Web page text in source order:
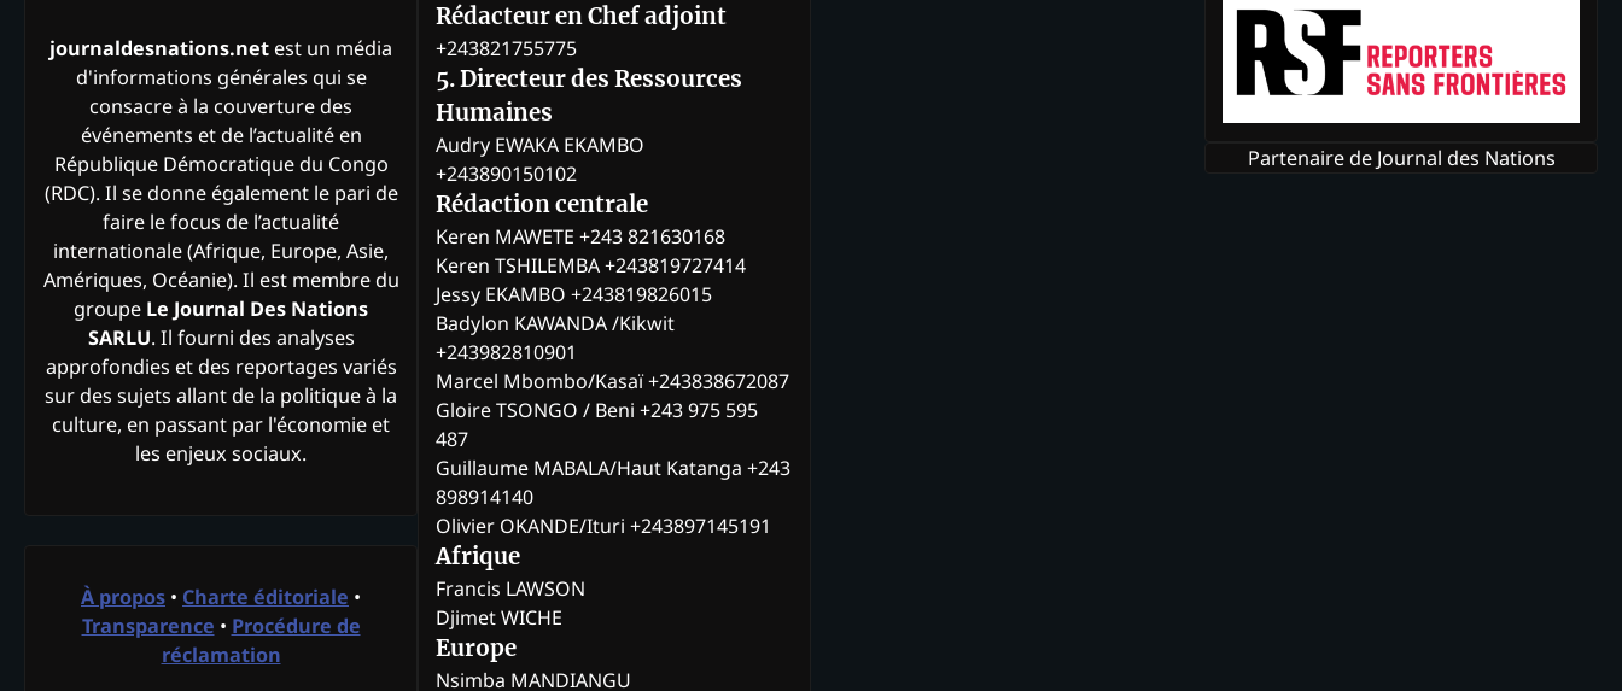
journaldesnations.net est un média
d'informations générales qui se
consacre à la couverture des
événements et de l’actualité en
République Démocratique du Congo
(RDC). Il se donne également le pari de
faire le focus de l’actualité
internationale (Afrique, Europe, Asie,
Amériques, Océanie). Il est membre du
groupe Le Journal Des Nations
SARLU. Il fourni des analyses
approfondies et des reportages variés
sur des sujets allant de la politique à la
culture, en passant par l'économie et
les enjeux sociaux.
À propos • Charte éditoriale •
Transparence • Procédure de
réclamation
Rédacteur en Chef adjoint
+243821755775
5. Directeur des Ressources
Humaines
Audry EWAKA EKAMBO
+243890150102
Rédaction centrale
Keren MAWETE +243 821630168
Keren TSHILEMBA +243819727414
Jessy EKAMBO +243819826015
Badylon KAWANDA /Kikwit
+243982810901
Marcel Mbombo/Kasaï +243838672087
Gloire TSONGO / Beni +243 975 595
487
Guillaume MABALA/Haut Katanga +243
898914140
Olivier OKANDE/Ituri +243897145191
Afrique
Francis LAWSON
Djimet WICHE
Europe
Nsimba MANDIANGU
Partenaire de Journal des Nations